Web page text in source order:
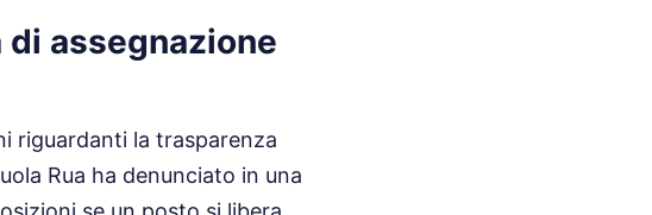
assegnazione
riguardanti la trasparenza
Rua ha denunciato in una